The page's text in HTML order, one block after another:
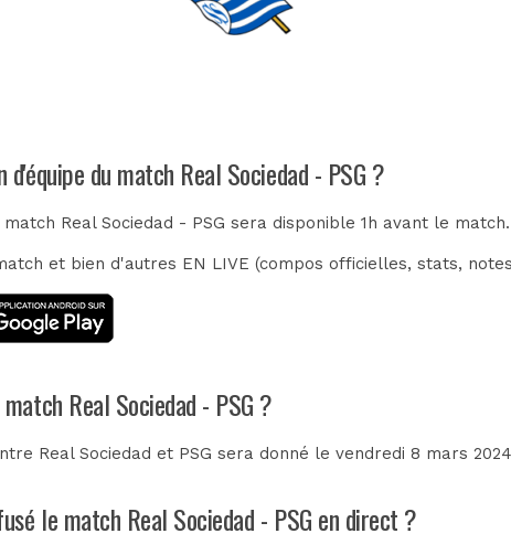
du match Real Sociedad - PSG ?
Real Sociedad - PSG sera disponible 1h avant le match.
et bien d'autres EN LIVE (compos officielles, stats,
Real Sociedad - PSG ?
Real Sociedad et PSG sera donné le vendredi 8 mars
le match Real Sociedad - PSG en direct ?